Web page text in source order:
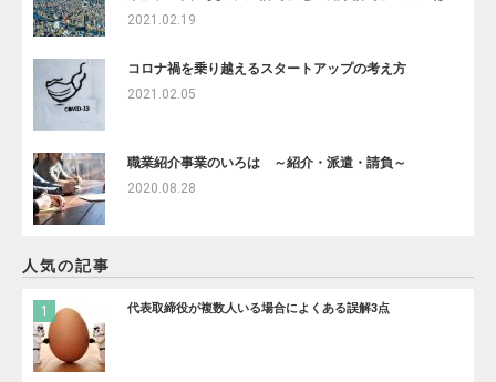
2021.02.19
コロナ禍を乗り越えるスタートアップの考え方
2021.02.05
職業紹介事業のいろは ～紹介・派遣・請負～
2020.08.28
人気の記事
代表取締役が複数人いる場合によくある誤解3点